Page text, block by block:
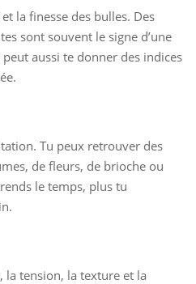
la finesse des bulles. Des
sont souvent le signe d’une
aussi te donner des indices
Tu peux retrouver des
de fleurs, de brioche ou
le temps, plus tu
la tension, la texture et la